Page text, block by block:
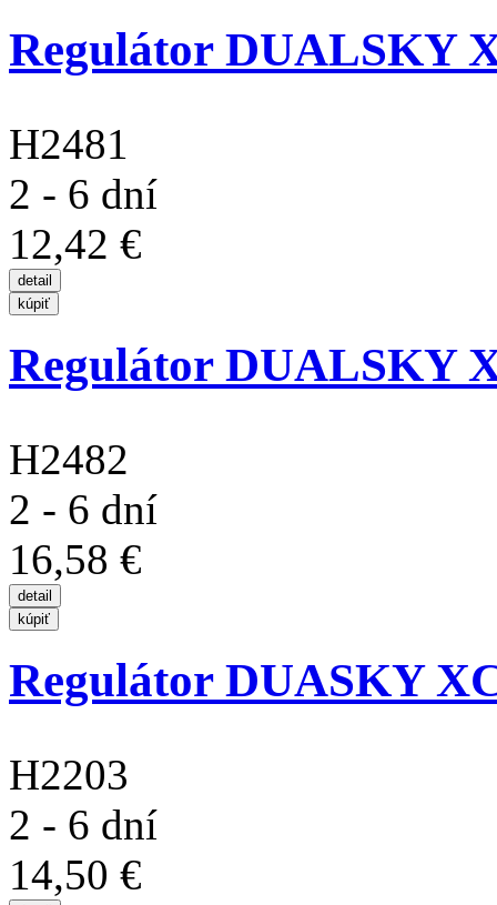
Regulátor DUALSKY
H2481
2 - 6 dní
12,42 €
Regulátor DUALSKY
H2482
2 - 6 dní
16,58 €
Regulátor DUASKY
H2203
2 - 6 dní
14,50 €